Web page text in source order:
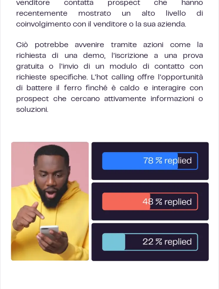
venditore contatta prospect che hanno
recentemente mostrato un alto livello di
coinvolgimento con il venditore o la sua azienda.
Ciò potrebbe avvenire tramite azioni come la
richiesta di una demo, l’iscrizione a una prova
gratuita o l’invio di un modulo di contatto con
richieste specifiche. L’hot calling offre l’opportunità
di battere il ferro finché è caldo e interagire con
prospect che cercano attivamente informazioni o
soluzioni.